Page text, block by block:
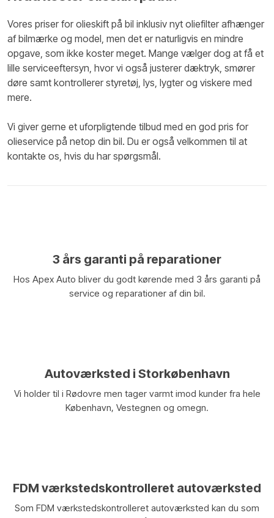
Vores priser for olieskift på bil inklusiv nyt oliefilter afhænger
af bilmærke og model, men det er naturligvis en mindre
opgave, som ikke koster meget. Mange vælger dog at få et
lille serviceeftersyn, hvor vi også justerer dæktryk, smører
døre samt kontrollerer styretøj, lys, lygter og viskere med
mere.
Vi giver gerne et uforpligtende tilbud med en god pris for
olieservice på netop din bil. Du er også velkommen til at
kontakte os, hvis du har spørgsmål.
3 års garanti på reparationer
Hos Apex Auto bliver du godt kørende med 3 års garanti på
service og reparationer af din bil.
​Autoværksted i Storkøbenhavn
Vi holder til i Rødovre men tager varmt imod kunder fra hele
København, Vestegnen og omegn.
FDM værkstedskontrolleret autoværksted
Som FDM værkstedskontrolleret autoværksted kan du som